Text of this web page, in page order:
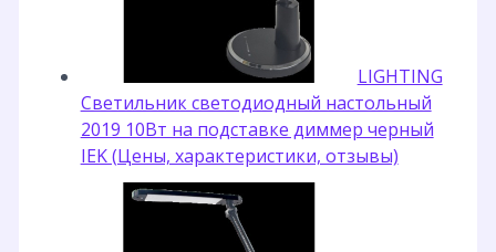
LIGHTING
Светильник светодиодный настольный
2019 10Вт на подставке диммер черный
IEK (Цены, характеристики, отзывы)